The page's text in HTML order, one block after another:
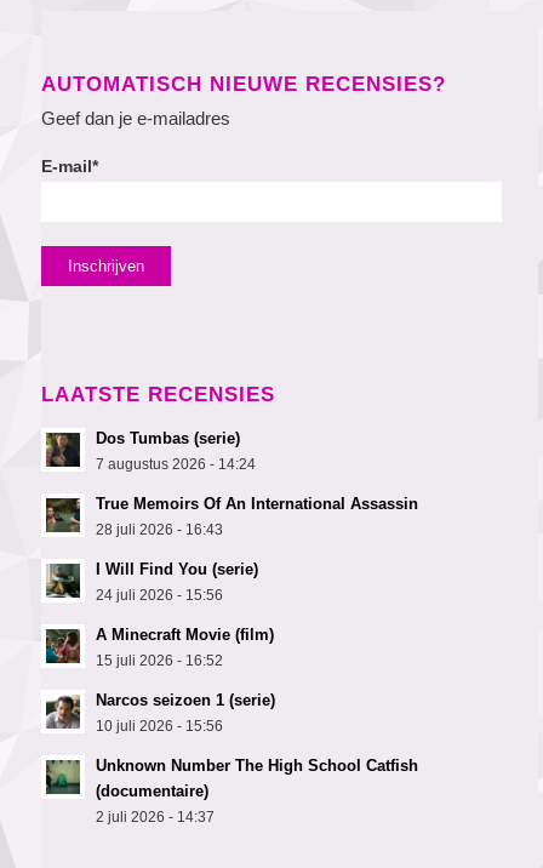
AUTOMATISCH NIEUWE RECENSIES?
Geef dan je e-mailadres
E-mail*
LAATSTE RECENSIES
Dos Tumbas (serie)
7 augustus 2026 - 14:24
True Memoirs Of An International Assassin
28 juli 2026 - 16:43
I Will Find You (serie)
24 juli 2026 - 15:56
A Minecraft Movie (film)
15 juli 2026 - 16:52
Narcos seizoen 1 (serie)
10 juli 2026 - 15:56
Unknown Number The High School Catfish
(documentaire)
2 juli 2026 - 14:37